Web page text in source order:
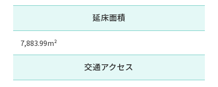
延床面積
7,883.99m²
交通アクセス